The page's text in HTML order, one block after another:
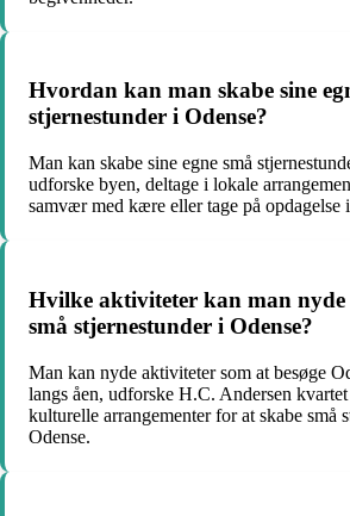
Hvordan kan man skabe sine
stjernestunder i Odense?
Man kan skabe sine egne små
udforske byen, deltage i lokale
samvær med kære eller tage på opdagelse
Hvilke aktiviteter kan man nyde
små stjernestunder i Odense?
Man kan nyde aktiviteter som at besøge
langs åen, udforske H.C. Andersen
kulturelle arrangementer for at skabe små
Odense.